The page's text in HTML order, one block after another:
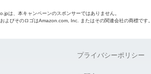
は、本キャンペーンのスポンサーではありません。
よびそのロゴはAmazon.com, Inc. またはその関連会社の商標です。
プライバシーポリシー